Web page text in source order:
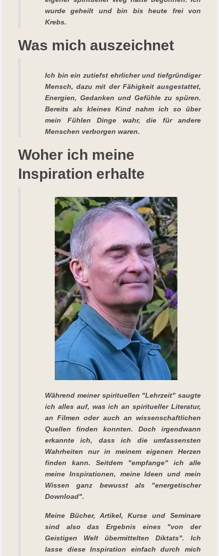
wurde geheilt und bin bis heute frei von
Krebs.
Was mich auszeichnet
Ich bin ein zutiefst ehrlicher und tiefgründiger
Mensch, dazu mit der Fähigkeit ausgestattet,
Energien, Gedanken und Gefühle zu spüren.
Bereits als kleines Kind nahm ich so über
mein Fühlen Dinge wahr, die für andere
Menschen verborgen waren.
Woher ich meine
Inspiration erhalte
Während meiner spirituellen "Lehrzeit" saugte
ich alles auf, was ich an spiritueller Literatur,
an Filmen oder auch an wissenschaftlichen
Quellen finden konnten. Doch irgendwann
erkannte ich, dass ich die umfassensten
Wahrheiten nur in meinem eigenen Herzen
finden kann. Seitdem "empfange" ich alle
meine Inspirationen, meine Ideen und mein
Wissen ganz bewusst als "energetischer
Download".
Meine Bücher, Artikel, Kurse und Seminare
sind also das Ergebnis eines "von der
Geistigen Welt übermittelten Diktats". Ich
lasse diese Inspiration einfach durch mich